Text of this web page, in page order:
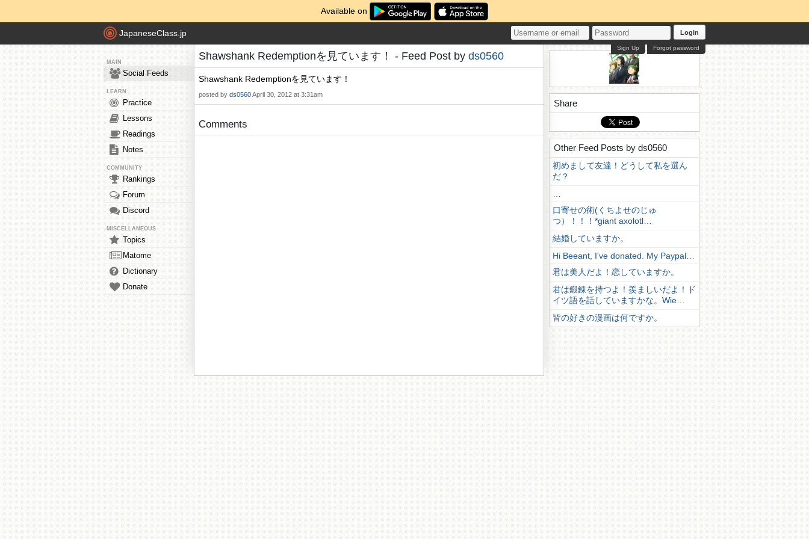
Available on
JapaneseClass.jp Login
Forgot password
Sign Up
MAIN
Social Feeds
LEARN
Practice
Lessons
Readings
Notes
COMMUNITY
Rankings
Forum
Discord
MISCELLANEOUS
Topics
Matome
Dictionary
Donate
Shawshank Redemptionを見ています！ - Feed Post by ds0560
Shawshank Redemptionを見ています！
posted by ds0560April 30, 2012 at 3:31am
Comments
Share
Other Feed Posts by ds0560
初めまして友達！どうして私を選ん
だ？
口寄せの術(くちよせのじゅ
つ）！！！*giant axolotl…
結婚していますか。
Hi Beeant, I've donated. My Paypal…
君は美人だよ！恋していますか。
君は鍛錬を持つよ！羨ましいだよ！ド
イツ語を話していますかな。Wie…
皆の好きの漫画は何ですか。